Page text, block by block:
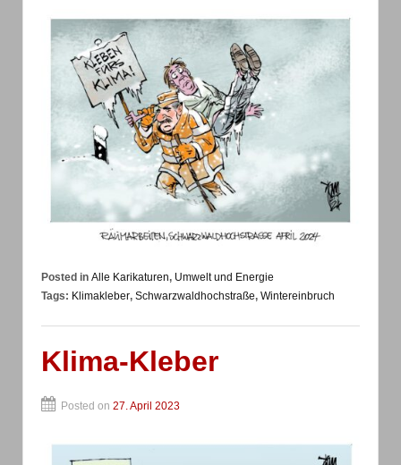
Posted in Alle Karikaturen, Umwelt und Energie
Tags: Klimakleber, Schwarzwaldhochstraße, Wintereinbruch
Klima-Kleber
Posted on 27. April 2023